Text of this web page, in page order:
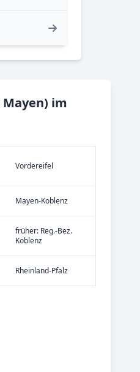
im
Vordereifel
Mayen-Koblenz
früher: Reg.-Bez.
Koblenz
Rheinland-Pfalz